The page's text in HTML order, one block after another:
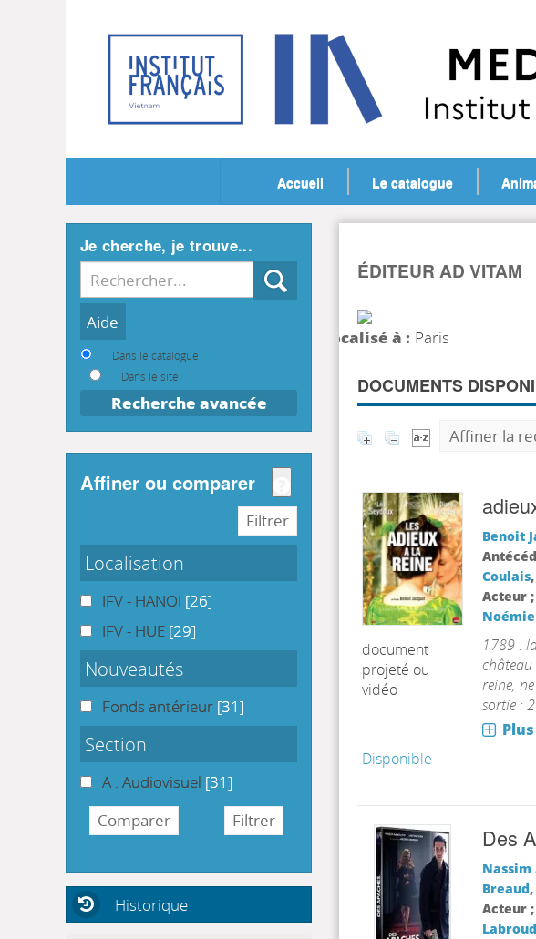
Accueil Le catalogue
ÉDITEUR AD VITAM
localisé à : Paris
DOCUMENTS
Affiner la
document
projeté ou
vidéo
Benoit
Coulais
Acteur ;
1789 :
château
reine,
sortie :
Disponible
Des
Nassim
Breaud
Acteur ;
Je cherche, je trouve...
Recherche
Dans le catalogue
Dans le site
Recherche avancée
affiner ou comparer
Localisation
IFV - HANOI [26]
IFV - HUE [29]
Nouveautés
Fonds antérieur [31]
Section
A : Audiovisuel [31]
Historique